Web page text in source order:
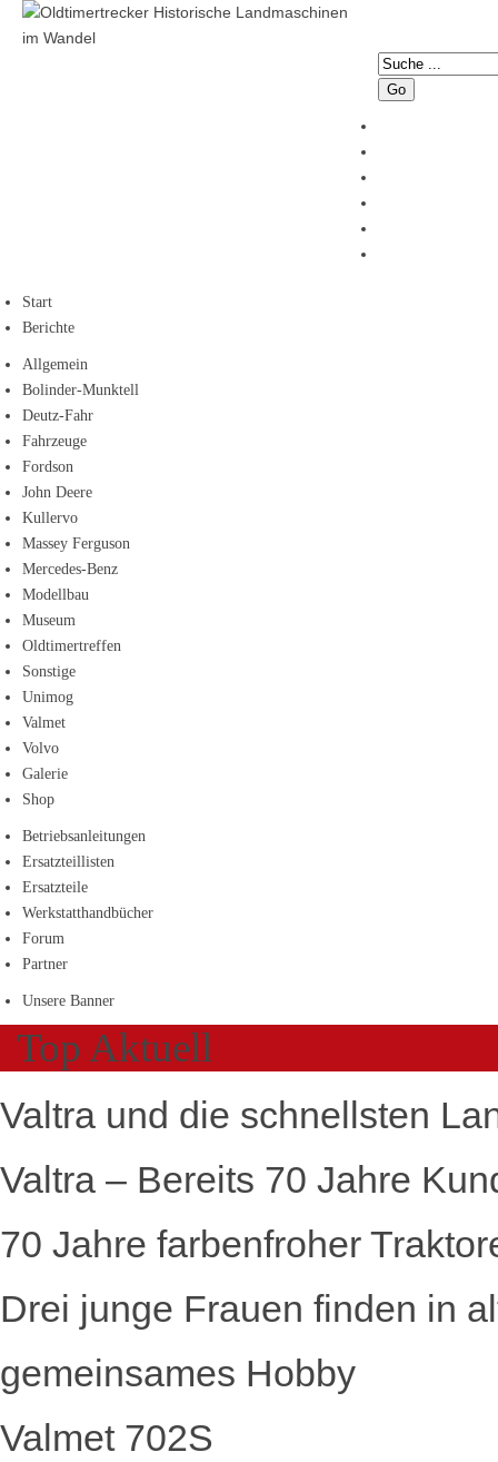
Go
Start
Berichte
Allgemein
Bolinder-Munktell
Deutz-Fahr
Fahrzeuge
Fordson
John Deere
Kullervo
Massey Ferguson
Mercedes-Benz
Modellbau
Museum
Oldtimertreffen
Sonstige
Unimog
Valmet
Volvo
Galerie
Shop
Betriebsanleitungen
Ersatzteillisten
Ersatzteile
Werkstatthandbücher
Forum
Partner
Unsere Banner
Top Aktuell
Valtra und die schnellsten
Valtra – Bereits 70 Jahre
70 Jahre farbenfroher
Drei junge Frauen finden in
gemeinsames Hobby
Valmet 702S